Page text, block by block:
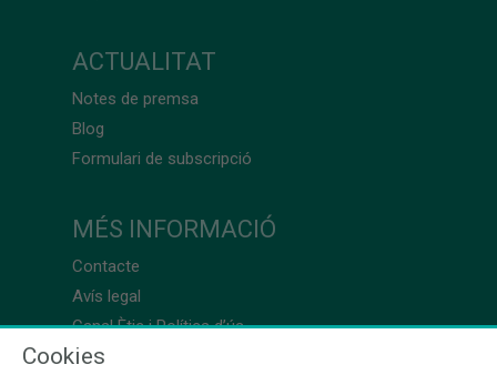
ACTUALITAT
Notes de premsa
Blog
Formulari de subscripció
MÉS INFORMACIÓ
Contacte
Avís legal
Canal Ètic i Política d’ús
Cookies